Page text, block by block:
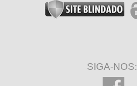
SIGA-NOS: